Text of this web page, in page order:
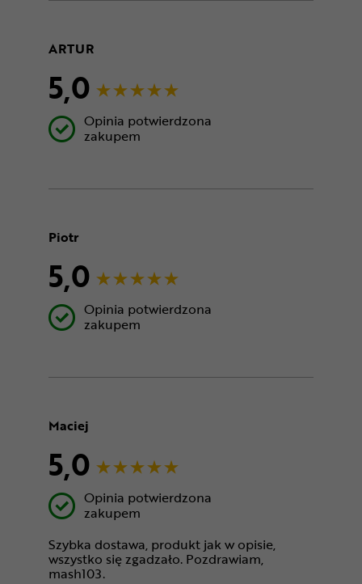
ARTUR
5,0
Opinia potwierdzona
zakupem
Piotr
5,0
Opinia potwierdzona
zakupem
Maciej
5,0
Opinia potwierdzona
zakupem
Szybka dostawa, produkt jak w opisie,
wszystko się zgadzało. Pozdrawiam,
mash103.